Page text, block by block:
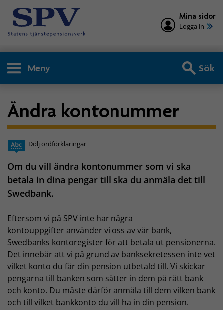
Mina sidor
Logga in
Meny Sök
Ändra kontonummer
Dölj ordförklaringar
Om du vill ändra kontonummer som vi ska
betala in dina pengar till ska du anmäla det till
Swedbank.
Eftersom vi på SPV inte har några
kontouppgifter använder vi oss av vår bank,
Swedbanks kontoregister för att betala ut pensionerna.
Det innebär att vi på grund av banksekretessen inte vet
vilket konto du får din pension utbetald till. Vi skickar
pengarna till banken som sätter in dem på rätt bank
och konto. Du måste därför anmäla till dem vilken bank
och till vilket bankkonto du vill ha in din pension.